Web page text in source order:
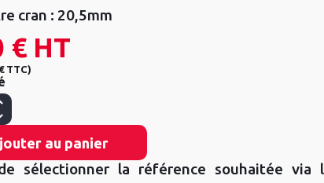
cran : 20,5mm
€HT
TTC)
au panier
sélectionner la référence souhaitée via